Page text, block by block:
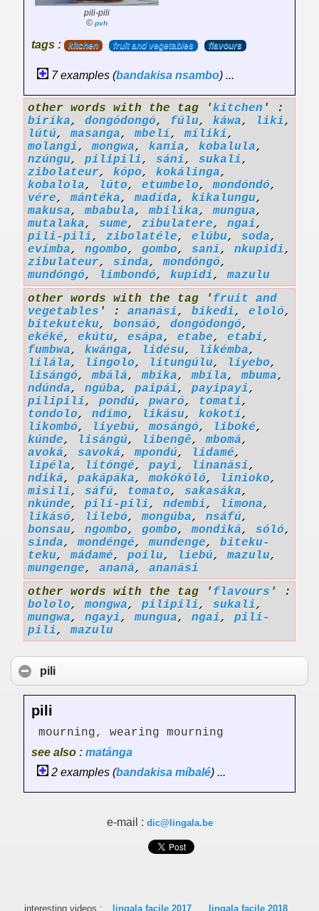
pili-pili
© pvh
tags : kitchen fruit and vegetables flavours
7 examples (bandakisa nsambo) ...
other words with the tag 'kitchen ' :
biríka, dongódongó, fúlu, káwa, liki,
lútú,masanga,mbelí,míliki,
molangi,mongwa, kania, kobalula,
nzúngu, pilipili, sáni, sukali,
zibolateur, kópo, kokálinga,
kobalola, lúto, etumbelo,mondóndó,
vére,mántéka,madída, kikalungu,
makusa,mbabula,mbilika,mungua,
mutalaka, sume, zibulatere, ngai,
pili-pili, zibolatéle, elúbu, soda,
evímba, ngombo, gombo, sani, nkupidi,
zibulateur, sinda,mondóngó,
mundóngó, limbondó, kupidi,mazulu
other words with the tag ' fruit and
vegetables ' : ananási, bikedi, eloló,
bitekuteku, bonsáó, dongódongó,
ekéké, ekútu, esápa, etabe, etabi,
fumbwa, kwánga, lidésu, likémba,
lilála, lingolo, litungúlu, liyebo,
lisángó,mbálá,mbika,mbíla,mbuma,
ndúnda, ngúba, paipái, payipayi,
pilipili, pondú, pwaró, tomati,
tondolo, ndímo, likásu, kokotí,
likombó, liyebú,mosángó, liboké,
kúnde, lisángú, libengê,mbomá,
avoká, savoká,mpondú, lidamé,
lipéla, litóngé, payi, linanási,
ndiká, pakápáka,mokókóló, linioko,
misili, sáfú, tomato, sakasáka,
nkúnde, pili-pili, ndembi, limona,
likásó, lilebó,mongúba, nsáfú,
bonsau, ngombo, gombo,mondiká, sóló,
sinda,mondéngé,mundenge, biteku-
teku,mádamé, poilu, liebú,mazulu,
mungenge, ananá, ananási
other words with the tag ' flavours ' :
bololo,mongwa, pilipili, sukali,
mungwa, ngayi,mungua, ngai, pili-
pili,mazulu
pili
pili
mourning, wearing mourning
see also : matánga
2 examples (bandakisa míbalé) ...
e-mail : dic@lingala.be
interesting videos : lingala facile 2017 lingala facile 2018